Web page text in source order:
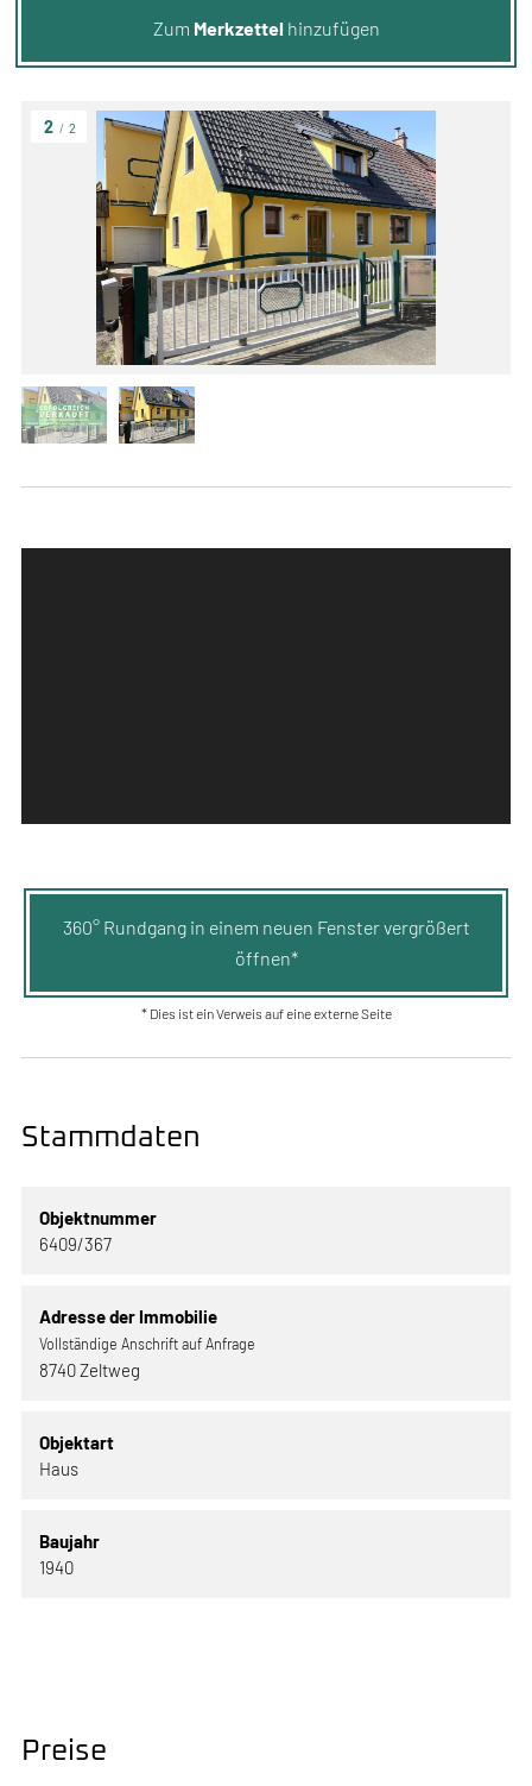
2 / 2
Zum Merkzettel hinzufügen
360° Rundgang in einem neuen Fenster vergrößert
öffnen*
* Dies ist ein Verweis auf eine externe Seite
Stammdaten
Objektnummer
6409/367
Adresse der Immobilie
Vollständige Anschrift auf Anfrage
8740 Zeltweg
Objektart
Haus
Baujahr
1940
Preise